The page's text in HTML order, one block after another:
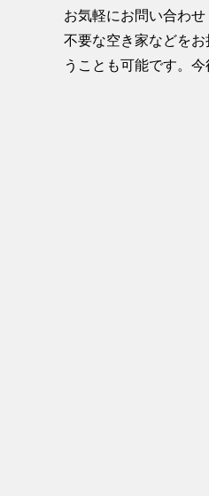
お気軽にお問い合わ
不要な空き家などを
うことも可能です。